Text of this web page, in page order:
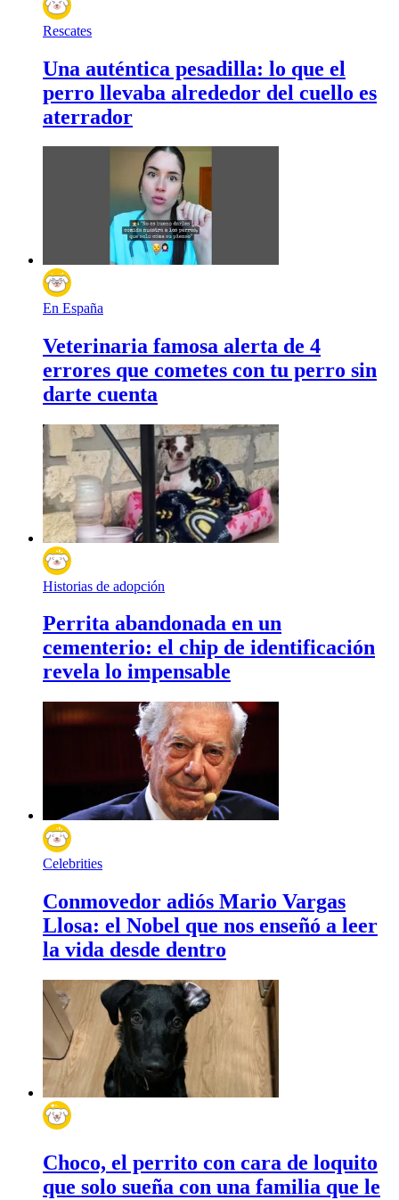
Rescates
Una auténtica pesadilla: lo que el
perro llevaba alrededor del cuello es
aterrador
En España
Veterinaria famosa alerta de 4
errores que cometes con tu perro sin
darte cuenta
Historias de adopción
Perrita abandonada en un
cementerio: el chip de identificación
revela lo impensable
Celebrities
Conmovedor adiós Mario Vargas
Llosa: el Nobel que nos enseñó a leer
la vida desde dentro
Choco, el perrito con cara de loquito
que solo sueña con una familia que le